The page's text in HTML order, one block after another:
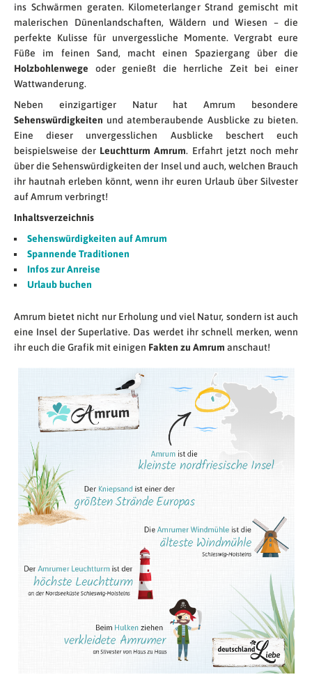
ins Schwärmen geraten. Kilometerlanger Strand gemischt mit
malerischen Dünenlandschaften, Wäldern und Wiesen – die
perfekte Kulisse für unvergessliche Momente. Vergrabt eure
Füße im feinen Sand, macht einen Spaziergang über die
Holzbohlenwege oder genießt die herrliche Zeit bei einer
Wattwanderung.
Neben einzigartiger Natur hat Amrum besondere
Sehenswürdigkeiten und atemberaubende Ausblicke zu bieten.
Eine dieser unvergesslichen Ausblicke beschert euch
beispielsweise der Leuchtturm Amrum. Erfahrt jetzt noch mehr
über die Sehenswürdigkeiten der Insel und auch, welchen Brauch
ihr hautnah erleben könnt, wenn ihr euren Urlaub über Silvester
auf Amrum verbringt!
Inhaltsverzeichnis
Sehenswürdigkeiten auf Amrum
Spannende Traditionen
Infos zur Anreise
Urlaub buchen
Amrum bietet nicht nur Erholung und viel Natur, sondern ist auch
eine Insel der Superlative. Das werdet ihr schnell merken, wenn
ihr euch die Grafik mit einigen Fakten zu Amrum anschaut!